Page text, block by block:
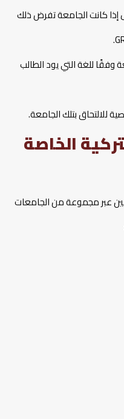
إذا كانت الجامعة تفرض ذلك
وفقًا للغة التي يود الطالب
للالتحاق بتلك الجامعة.
الخاصة
عبر مجموعة من الجامعات